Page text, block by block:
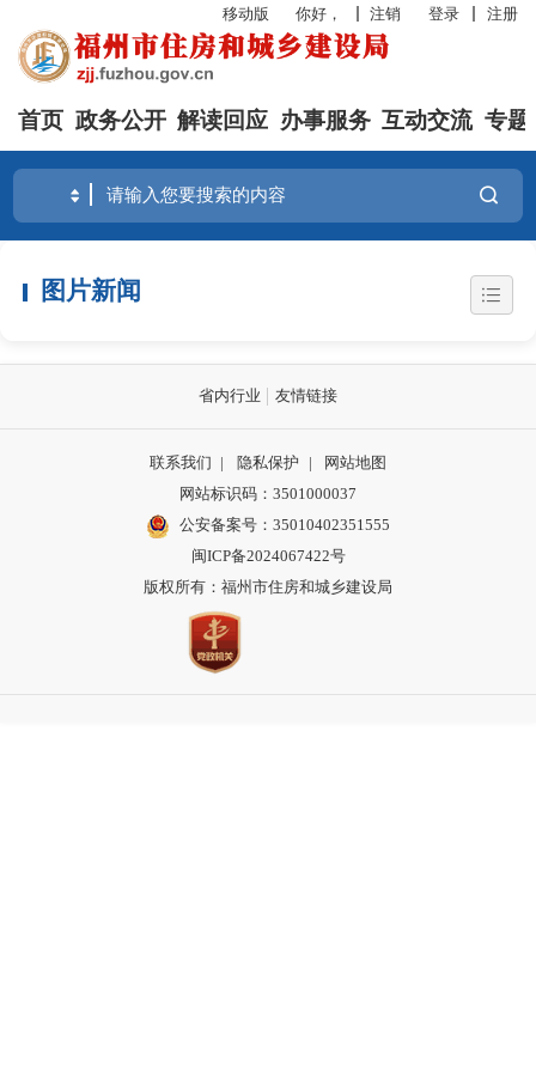
移动版 你好， 注销 登录 注册
首页 政务公开 解读回应 办事服务 互动交流 专题
图片新闻
省内行业 友情链接
联系我们 | 隐私保护 |
网站地图
网站标识码：3501000037
公安备案号：35010402351555
闽ICP备2024067422号
版权所有：福州市住房和城乡建设局